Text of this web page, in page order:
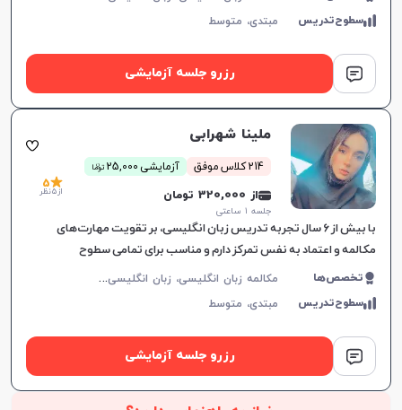
سطوح‌تدریس مبتدی، متوسط
رزرو جلسه آزمایشی
ملینا شهرابی
214 کلاس موفق آزمایشی 25,000 توما
ن
از 320,000 تومان
جلسه ۱ ساعتی
5
از 5 نظر
با بیش از ۶ سال تجربه تدریس زبان انگلیسی، بر تقویت مهارت‌های
مکالمه و اعتماد به نفس تمرکز دارم و مناسب برای تمامی سطوح
زبان‌آموزان هستم.
تخصص‌ها م
کالمه زبان انگلیسی، زبان انگلیسی عمومی، گرامر زبان انگلیسی، زبان انگلیسی آمریکایی، زبان انگلیسی کنکور سراسری، زبان انگلیسی هفتم دبیرستان، زبان انگلیسی هشتم دبیرستان، زبان انگلیسی نهم دبیرستان، زبان انگلیسی دهم دبیرستان، زبان انگلیسی یازدهم دبیرستان، زبان انگلیسی دوازدهم دبیرستان، زبان انگلیسی کودکان
سطوح‌تدریس مبتدی، متوسط
رزرو جلسه آزمایشی